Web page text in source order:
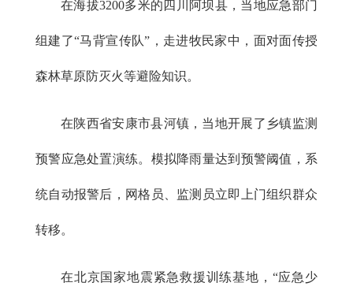
在海拔3200多米的四川阿坝县，当地应急部门
组建了“马背宣传队”，走进牧民家中，面对面传授
森林草原防灭火等避险知识。
在陕西省安康市县河镇，当地开展了乡镇监测
预警应急处置演练。模拟降雨量达到预警阈值，系
统自动报警后，网格员、监测员立即上门组织群众
转移。
在北京国家地震紧急救援训练基地，“应急少